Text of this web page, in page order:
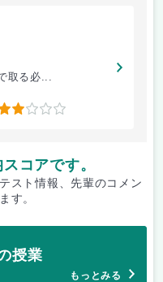
取る必...
コアです。
スト情報、先輩のコメン
す。
授業
もっとみる